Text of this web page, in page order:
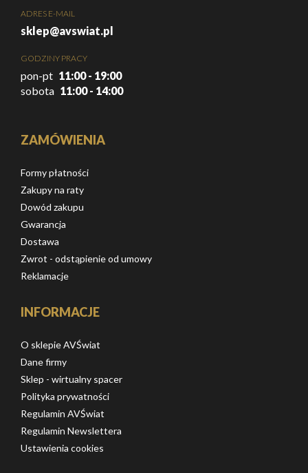
ADRES E-MAIL
sklep@avswiat.pl
GODZINY PRACY
pon-pt 11:00 - 19:00
sobota 11:00 - 14:00
ZAMÓWIENIA
Formy płatności
Zakupy na raty
Dowód zakupu
Gwarancja
Dostawa
Zwrot - odstąpienie od umowy
Reklamacje
INFORMACJE
O sklepie AVŚwiat
Dane firmy
Sklep - wirtualny spacer
Polityka prywatności
Regulamin AVŚwiat
Regulamin Newslettera
Ustawienia cookies